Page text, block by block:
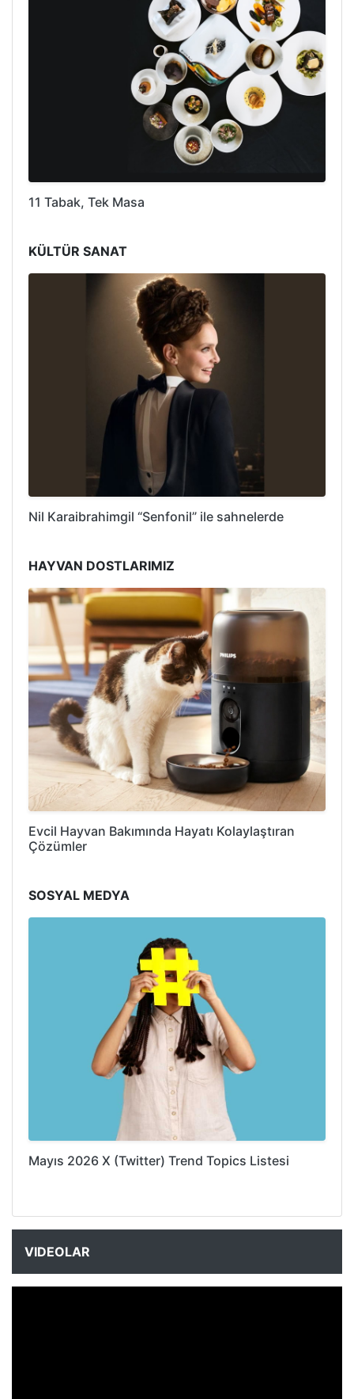
11 Tabak, Tek Masa
KÜLTÜR SANAT
Nil Karaibrahimgil “Senfonil” ile sahnelerde
HAYVAN DOSTLARIMIZ
Evcil Hayvan Bakımında Hayatı Kolaylaştıran
Çözümler
SOSYAL MEDYA
Mayıs 2026 X (Twitter) Trend Topics Listesi
VIDEOLAR